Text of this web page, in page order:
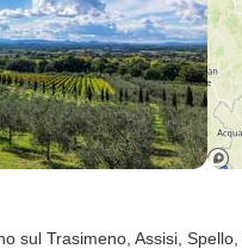
sul Trasimeno , Assisi , Spello